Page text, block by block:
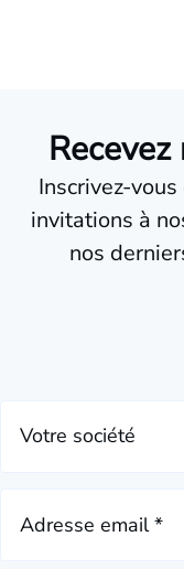
Inscrivez-
invitations à
nos
Votre société
Adresse email *